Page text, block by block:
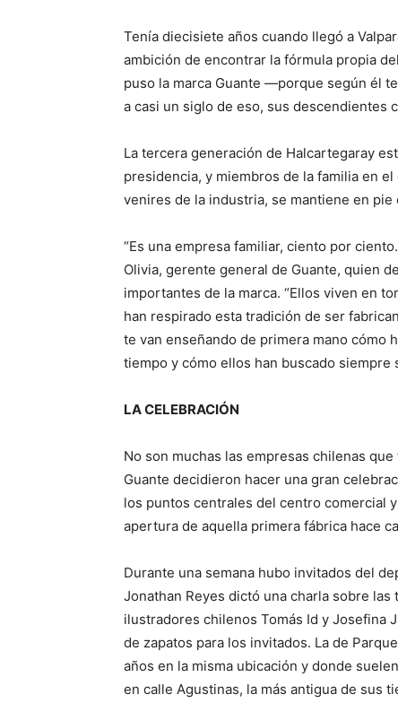
Tenía diecisiete años cuando llegó a
ambición de encontrar la fórmula propia
puso la marca Guante —porque según él
a casi un siglo de eso, sus descendientes
La tercera generación de Halcartegaray
presidencia, y miembros de la familia en
venires de la industria, se mantiene en
“Es una empresa familiar, ciento por
Olivia, gerente general de Guante, quien
importantes de la marca. “Ellos viven en
han respirado esta tradición de ser
te van enseñando de primera mano cómo
tiempo y cómo ellos han buscado siempre
LA CELEBRACIÓN
No son muchas las empresas chilenas
Guante decidieron hacer una gran
los puntos centrales del centro comercial
apertura de aquella primera fábrica hace
Durante una semana hubo invitados del
Jonathan Reyes dictó una charla sobre
ilustradores chilenos Tomás Id y Josefina
de zapatos para los invitados. La de
años en la misma ubicación y donde
en calle Agustinas, la más antigua de sus